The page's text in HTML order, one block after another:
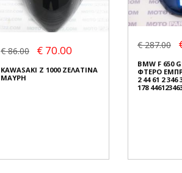
€ 86.00 € 70.00
KAWASAKI Z 1000 ΖΕΛΑΤΙΝΑ
ΜΑΥΡΗ
€ 287.00
BMW F 650
ΦΤΕΡΟ
2 44 61 2 346
178